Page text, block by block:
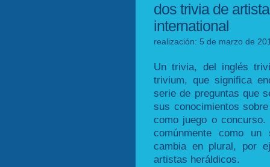
dos trivia de
international
realización: 5 de marzo de
Un trivia, del inglés
trivium, que significa
serie de preguntas que
sus conocimientos
como juego o
comúnmente como
cambia en plural, por
artistas heráldicos.